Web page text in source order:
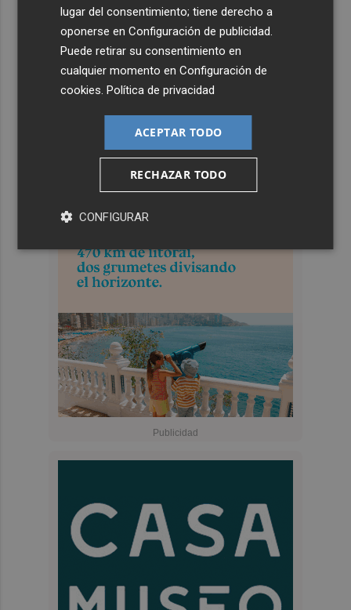
lugar del consentimiento; tiene derecho a
oponerse enConfiguración de publicidad
Puede retirar su consentimiento en
cualquier momento enConfiguración de
cookies .Política de privacidad
ACEPTAR TODO
RECHAZAR TODO
CONFIGURAR